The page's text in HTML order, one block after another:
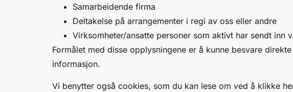
Samarbeidende firma
Deltakelse på arrangementer i regi av oss eller andre
Virksomheter/ansatte personer som aktivt har sendt inn
Formålet med disse opplysningene er å kunne besvare
informasjon.
Vi benytter også cookies, som du kan lese om ved å klikke